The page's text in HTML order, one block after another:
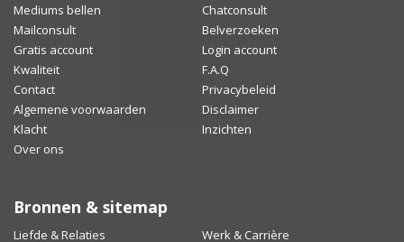
Mediums bellen
Chatconsult
Mailconsult
Belverzoeken
Gratis account
Login account
Kwaliteit
F.A.Q
Contact
Privacybeleid
Algemene voorwaarden
Disclaimer
Klacht
Inzichten
Over ons
Bronnen & sitemap
Liefde & Relaties Werk & Carrière